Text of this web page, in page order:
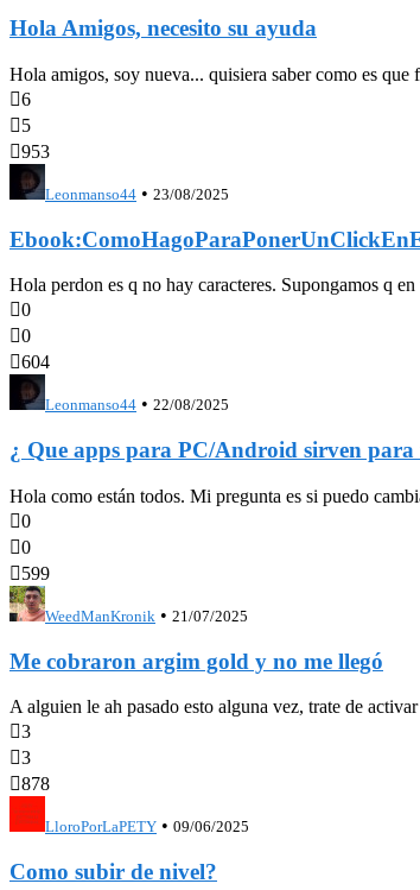
Hola Amigos, necesito su ayuda
Hola amigos, soy nueva... quisiera saber como es
6
5
953
Leonmanso44 • 23/08/2025
Hola perdon es q no hay caracteres. Supongamos q
0
0
604
Leonmanso44 • 22/08/2025
¿ Que apps para PC/Android sirven
Hola como están todos. Mi pregunta es si puedo
0
0
599
WeedManKronik • 21/07/2025
Me cobraron argim gold y no me llegó
A alguien le ah pasado esto alguna vez, trate de
3
3
878
LloroPorLaPETY • 09/06/2025
Como subir de nivel?